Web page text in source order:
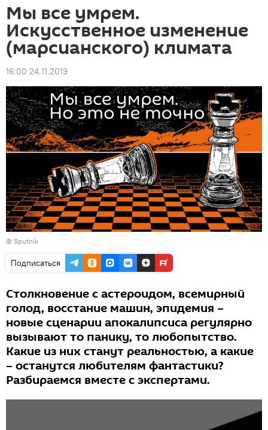
Мы все умрем.
Искусственное изменение
(марсианского) климата
16:00 24.11.2019
© Sputnik
Подписаться
Столкновение с астероидом, всемирный
голод, восстание машин, эпидемия –
новые сценарии апокалипсиса регулярно
вызывают то панику, то любопытство.
Какие из них станут реальностью, а какие
– останутся любителям фантастики?
Разбираемся вместе с экспертами.